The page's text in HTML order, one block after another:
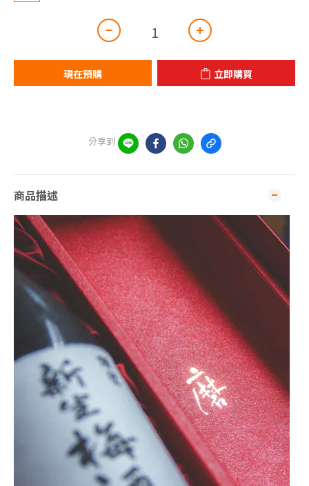
現在預購 立即購買
分享到
商品描述